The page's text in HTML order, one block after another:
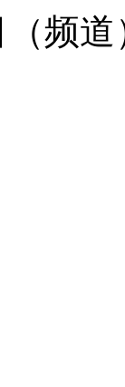
频道